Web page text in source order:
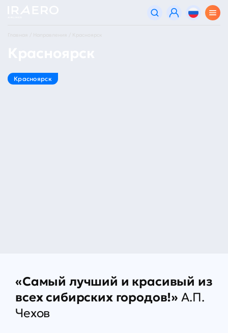
Главная Направления Красноярск
Красноярск
«Самый лучший и красивый из
всех сибирских городов!» А.П.
Чехов